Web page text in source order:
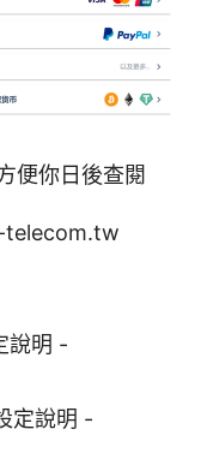
便你日後查閱
telecom.tw
說明 -
定說明 -